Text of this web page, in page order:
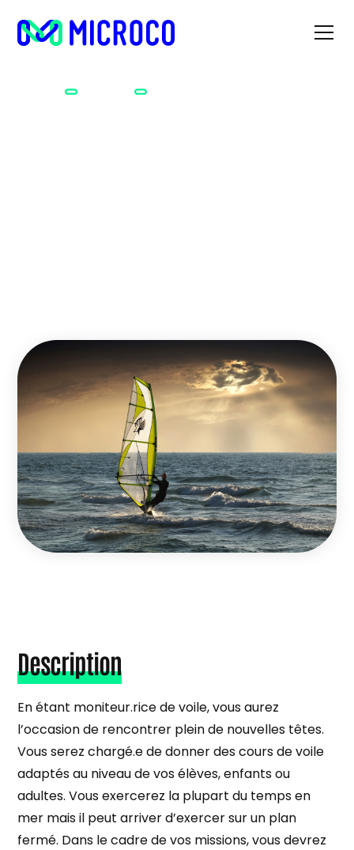
Description
En étant moniteur.rice de voile, vous aurez
l’occasion de rencontrer plein de nouvelles têtes.
Vous serez chargé.e de donner des cours de voile
adaptés au niveau de vos élèves, enfants ou
adultes. Vous exercerez la plupart du temps en
mer mais il peut arriver d’exercer sur un plan
fermé. Dans le cadre de vos missions, vous devrez